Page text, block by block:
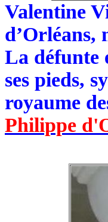
Valentine
d’Orléans,
La défunte
ses pieds,
royaume
Philippe